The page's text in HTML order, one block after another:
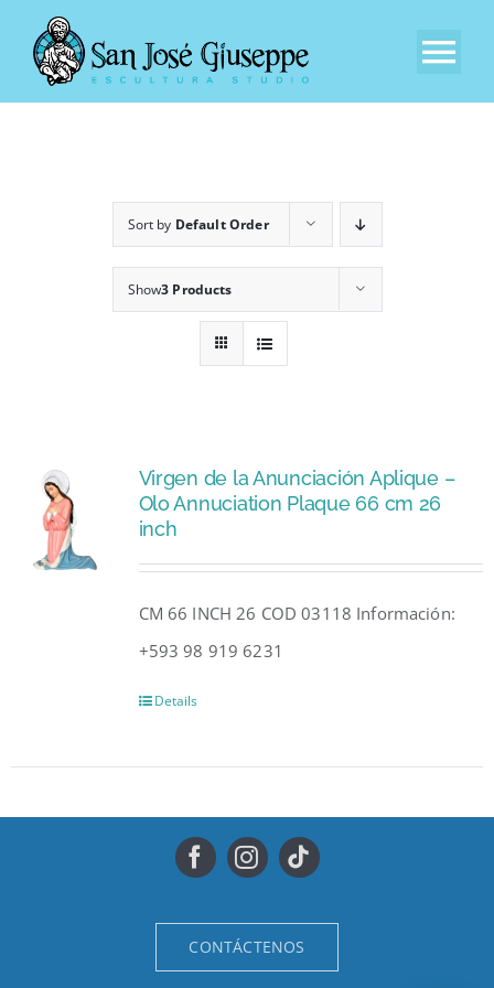
content
Nuestra Empresa
Experiencia
ES_ES
Sort by Default Order
Show3 Products
Virgen de la Anunciación Aplique –
Olo Annuciation Plaque 66 cm 26
inch
CM 66 INCH 26 COD 03118 Información:
+593 98 919 6231
Details
CONTÁCTENOS